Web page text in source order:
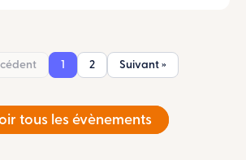
1 2 Suivant »
tous les évènements